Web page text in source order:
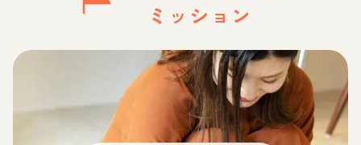
ミッション